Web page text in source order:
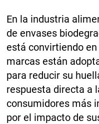
En la industria
de envases
está convirtiendo
marcas están
para reducir su
respuesta directa a
consumidores más
por el impacto de